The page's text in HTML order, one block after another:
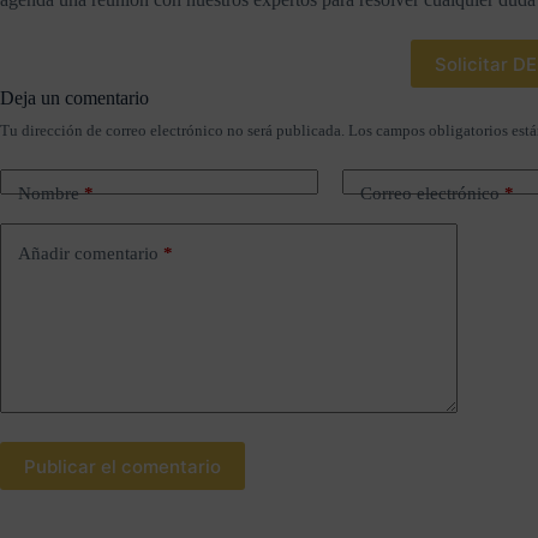
Solicitar
Deja un comentario
Tu dirección de correo electrónico no será publicada. Los campos obligatorios
Nombre* Correo electrónico*
Añadir comentario *
Publicar el comentario